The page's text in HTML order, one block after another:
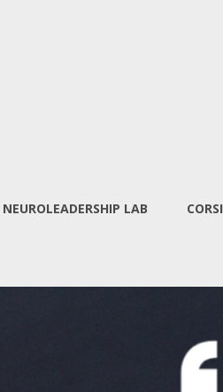
NEUROLEADERSHIP LAB CORSI